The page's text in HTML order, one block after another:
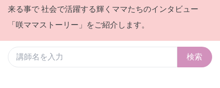
来る事で 社会で活躍する輝くママたちのインタビュー
「咲ママストーリー」をご紹介します。
検索